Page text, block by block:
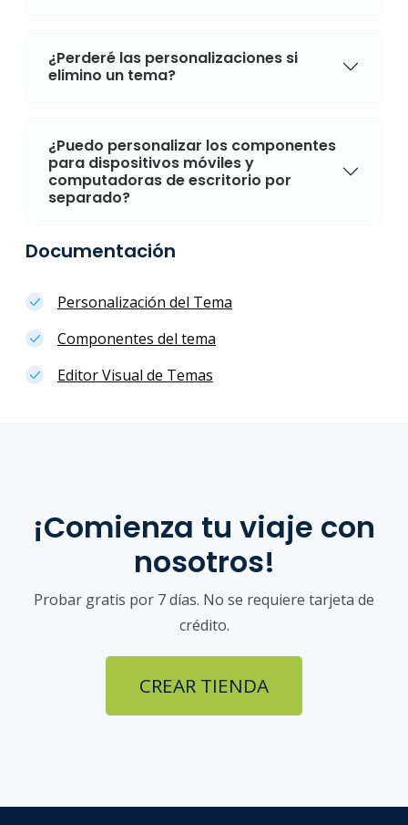
¿Perderé las personalizaciones si
elimino un tema?
¿Puedo personalizar los componentes
para dispositivos móviles y
computadoras de escritorio por
separado?
Documentación
Personalización del Tema
Componentes del tema
Editor Visual de Temas
¡Comienza tu viaje con
nosotros!
Probar gratis por 7 días. No se requiere tarjeta de
crédito.
CREAR TIENDA